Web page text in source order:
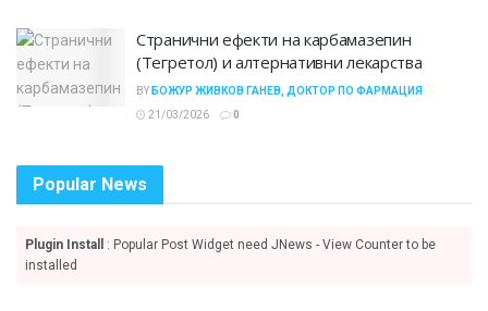
Странични ефекти на карбамазепин
(Тегретол) и алтернативни лекарства
BY БОЖУР ЖИВКОВ ГАНЕВ, ДОКТОР ПО ФАРМАЦИЯ
21/03/2026
0
Popular News
Plugin Install
: Popular Post Widget need JNews - View Counter to be
installed